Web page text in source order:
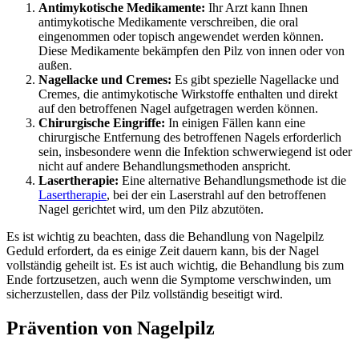
Antimykotische Medikamente: Ihr Arzt kann Ihnen
antimykotische Medikamente verschreiben, die oral
eingenommen oder topisch angewendet werden können.
Diese Medikamente bekämpfen den Pilz von innen oder von
außen.
Nagellacke und Cremes: Es gibt spezielle Nagellacke und
Cremes, die antimykotische Wirkstoffe enthalten und direkt
auf den betroffenen Nagel aufgetragen werden können.
Chirurgische Eingriffe: In einigen Fällen kann eine
chirurgische Entfernung des betroffenen Nagels erforderlich
sein, insbesondere wenn die Infektion schwerwiegend ist oder
nicht auf andere Behandlungsmethoden anspricht.
Lasertherapie: Eine alternative Behandlungsmethode ist die
Lasertherapie, bei der ein Laserstrahl auf den betroffenen
Nagel gerichtet wird, um den Pilz abzutöten.
Es ist wichtig zu beachten, dass die Behandlung von Nagelpilz
Geduld erfordert, da es einige Zeit dauern kann, bis der Nagel
vollständig geheilt ist. Es ist auch wichtig, die Behandlung bis zum
Ende fortzusetzen, auch wenn die Symptome verschwinden, um
sicherzustellen, dass der Pilz vollständig beseitigt wird.
Prävention von Nagelpilz